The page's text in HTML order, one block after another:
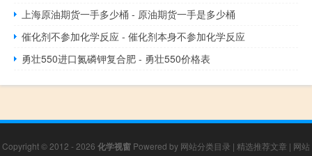
上海原油期货一手多少桶 - 原油期货一手是多少桶
催化剂不参加化学反应 - 催化剂本身不参加化学反应
勇壮550进口氮磷钾复合肥 - 勇壮550价格表
Copyright © 2012 - 2026 化学视窗 Powered by 网站分类目录 | 精选推荐文章 | 网站